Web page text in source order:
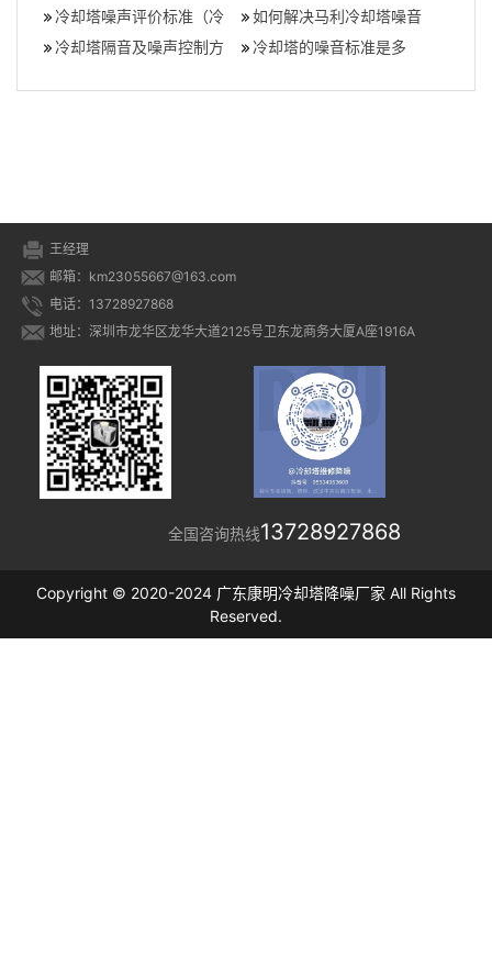
理方法,冷却塔噪音控制标
准
塔降噪工程一般需要哪些
设备
冷却塔噪声评价标准（冷
却塔噪声解决方案）冷却
如何解决马利冷却塔噪音
的影响（有效的冷却塔噪
冷却塔隔音及噪声控制方
冷却塔的噪音标准是多
王经理
邮箱：km23055667@163.com
电话：13728927868
地址：深圳市龙华区龙华大道2125号卫东龙商务大厦A座1916A
全国咨询热线13728927868
Copyright © 2020-2024 广东康明冷却塔降噪厂家 All Rights
Reserved.